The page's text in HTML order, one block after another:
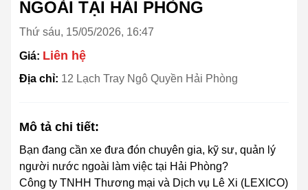
NGOÀI TẠI HẢI PHÒNG
Thứ sáu, 15/05/2026, 16:47
Giá: Liên hệ
Địa chỉ: 12 Lạch Tray Ngô Quyền Hải Phòng
Mô tả chi tiết:
Bạn đang cần xe đưa đón chuyên gia, kỹ sư, quản lý
người nước ngoài làm việc tại Hải Phòng?
Công ty TNHH Thương mại và Dịch vụ Lê Xi (LEXICO)